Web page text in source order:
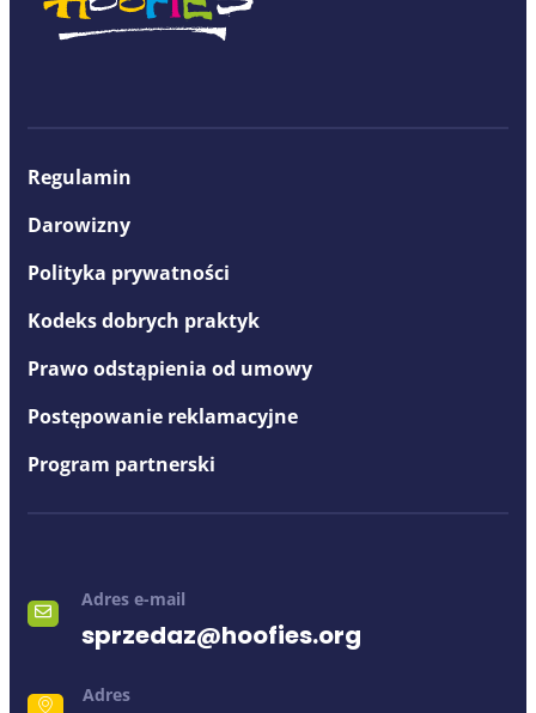
Regulamin
Darowizny
Polityka prywatności
Kodeks dobrych praktyk
Prawo odstąpienia od umowy
Postępowanie reklamacyjne
Program partnerski
Adres e-mail
sprzedaz@hoofies.org
Adres